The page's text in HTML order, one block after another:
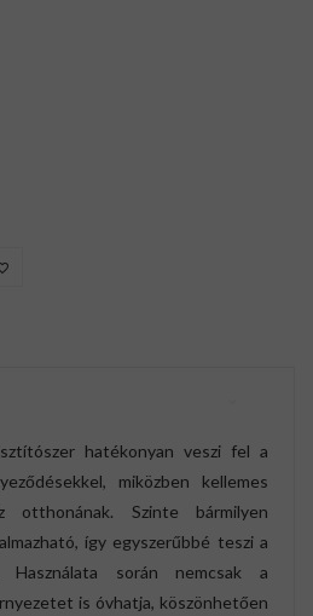
hatékonyan veszi fel a
miközben kellemes
otthonának. Szinte bármilyen
így egyszerűbbé teszi a
Használata során nemcsak a
is óvhatja, köszönhetően